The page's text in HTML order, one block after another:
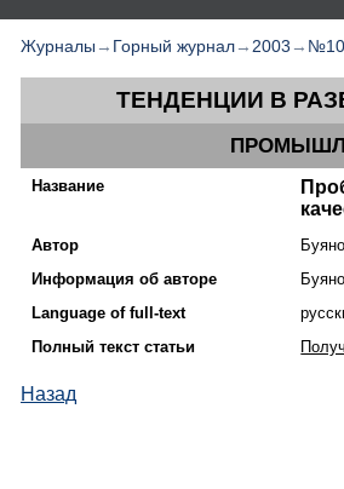
Журналы → Горный журнал→ 2003 → №10
ТЕНДЕНЦИИ В
Название
Автор
Информация об авторе
Language of full-text
Полный текст статьи
Назад